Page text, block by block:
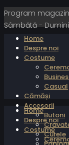
Program magazin
Sâmbătă -
Home
Despre noi
Costume
Casual
Cămăși
Accesorii
Butoni
Curele
Home
Despre noi
Costume